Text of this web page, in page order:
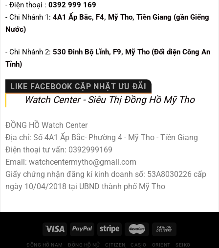
- Điện thoại : 0392 999 169
- Chi Nhánh 1: 4A1 Ấp Bắc, F4, Mỹ Tho, Tiền Giang (gần Giếng
Nước)
- Chi Nhánh 2: 530 Đinh Bộ Lĩnh, F9, Mỹ Tho (Đối diện Công An
Tỉnh)
LIKE FACEBOOK CẬP NHẬT ƯU ĐÃI
Watch Center - Siêu Thị Đồng Hồ Mỹ Tho
ĐỒNG HỒ Watch Center
Địa chỉ: Số 4A1 Ấp Bắc- Phường 4 - Mỹ Tho - Tiền Giang
Điện thoại tư vấn: 0392999169
Email: watchcentermytho@gmail.com
Giấy chứng nhận đăng kí kinh doanh số: 53A8030226 cấp
ngày 10/04/2018 tại UBND thành phố Mỹ Tho
ĐỒNG HỒ NAM ĐỒNG HỒ NỮ CITIZEN CASIO ORIENT SEIKO